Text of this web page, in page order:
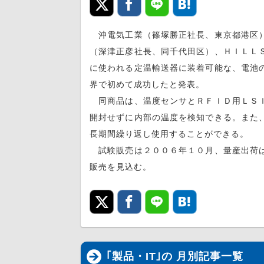
沖電気工業（篠塚勝正社長、東京都港区
（深津正彦社長、同千代田区）、ＨＩＬ
に使われる定温輸送器に装着可能な、電
界で初めて成功したと発表。
同商品は、温度センサとＲＦＩＤ用ＬＳ
開封せずに内部の温度を検知できる。ま
長期間繰り返し使用することができる。
試験販売は２００６年１０月、量産出荷
販売を見込む。
｢製品・IT｣の 月別記事一覧